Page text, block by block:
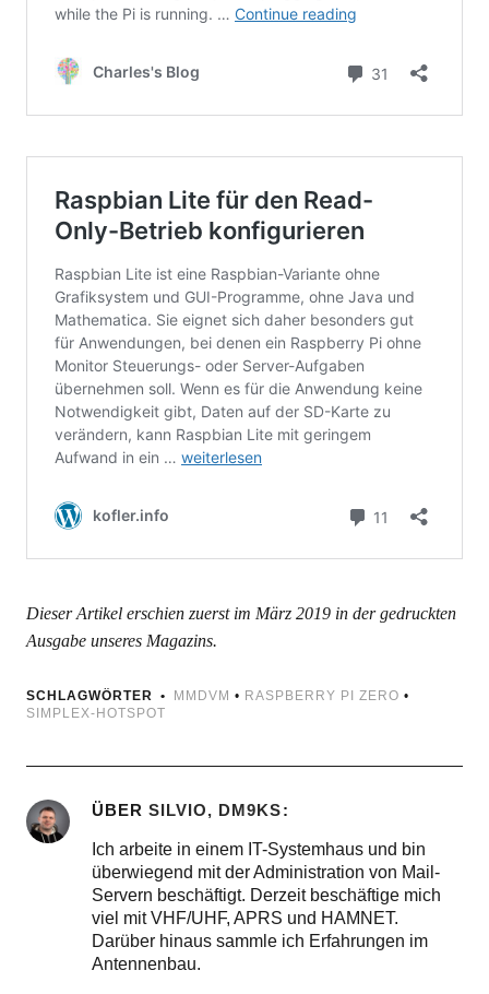
Dieser Artikel erschien zuerst im März 2019 in der gedruckten
Ausgabe unseres Magazins.
SCHLAGWÖRTER MMDVM • RASPBERRY PI ZERO •
SIMPLEX-HOTSPOT
ÜBER SILVIO, DM9KS
Ich arbeite in einem IT-Systemhaus und bin
überwiegend mit der Administration von Mail-
Servern beschäftigt. Derzeit beschäftige mich
viel mit VHF/UHF, APRS und HAMNET.
Darüber hinaus sammle ich Erfahrungen im
Antennenbau.